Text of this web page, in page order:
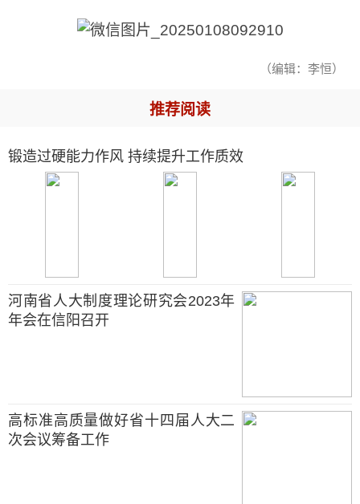
（编辑：李恒）
推荐阅读
锻造过硬能力作风 持续提升工作质效
河南省人大制度理论研究会2023年
年会在信阳召开
高标准高质量做好省十四届人大二
次会议筹备工作